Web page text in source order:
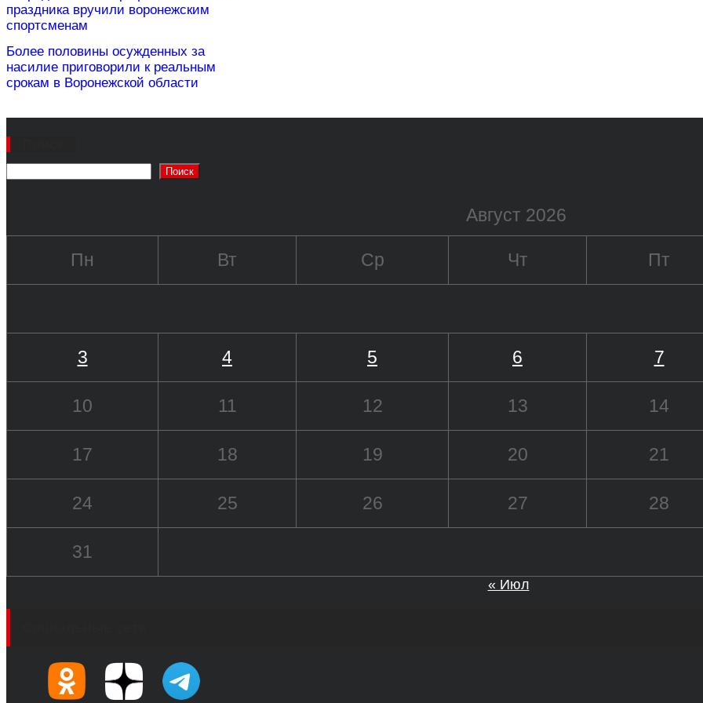
праздника вручили воронежским
спортсменам
Более половины осужденных за
насилие приговорили к реальным
срокам в Воронежской области
Поиск
Август 2026
Пн Вт Ср Чт Пт
3 4 5 6 7
10 11 12 13 14
17 18 19 20 21
24 25 26 27 28
31
« Июл